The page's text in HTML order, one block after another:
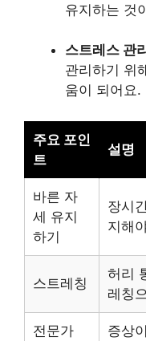
유지하는 것
스트레스 관
관리하기 위
움이 되어요.
주요 포인
트
설명
바른 자
세 유지
하기
장시
지해
스트레칭
허리
레칭
전문가
증상